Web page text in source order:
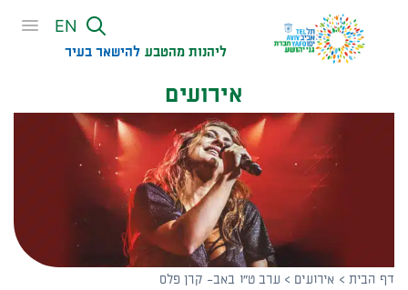
EN
ליהנות מהטבע להישאר בעיר​
אירועים
דף הבית > אירועים > ערב ט"ו באב- קרן פלס